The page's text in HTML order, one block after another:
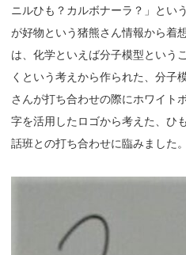
ニルひも？カルボナーラ？」とい
が好物という猪熊さん情報から着
は、化学といえば分子模型という
くという考えから作られた、分子
さんが打ち合わせの際にホワイト
字を活用したロゴから考えた、ひ
話班との打ち合わせに臨みました。